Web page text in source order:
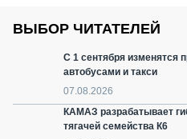
ВЫБОР ЧИТАТЕЛЕЙ
С 1 сентября изменятся
автобусами и такси
07.08.2026
КАМАЗ разрабатывает
тягачей семейства К6